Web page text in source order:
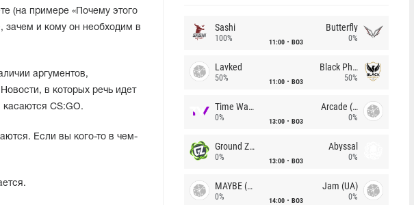
(на примере «Почему этого
зачем и кому он необходим в
аргументов,
в которых речь идет
касаются CS:GO.
Если вы кого-то в чем-
Sashi
100% 11:00 BO3
Butterfly
0%
Lavked
50% 11:00 BO3
Black Phoenix
50%
Time Waves
0% 13:00 BO3
Arcade (AU)
0%
Ground Zero
0% 13:00 BO3
Abyssal
0%
MAYBE (UA)
0% 14:00 BO3
Jam (UA)
0%